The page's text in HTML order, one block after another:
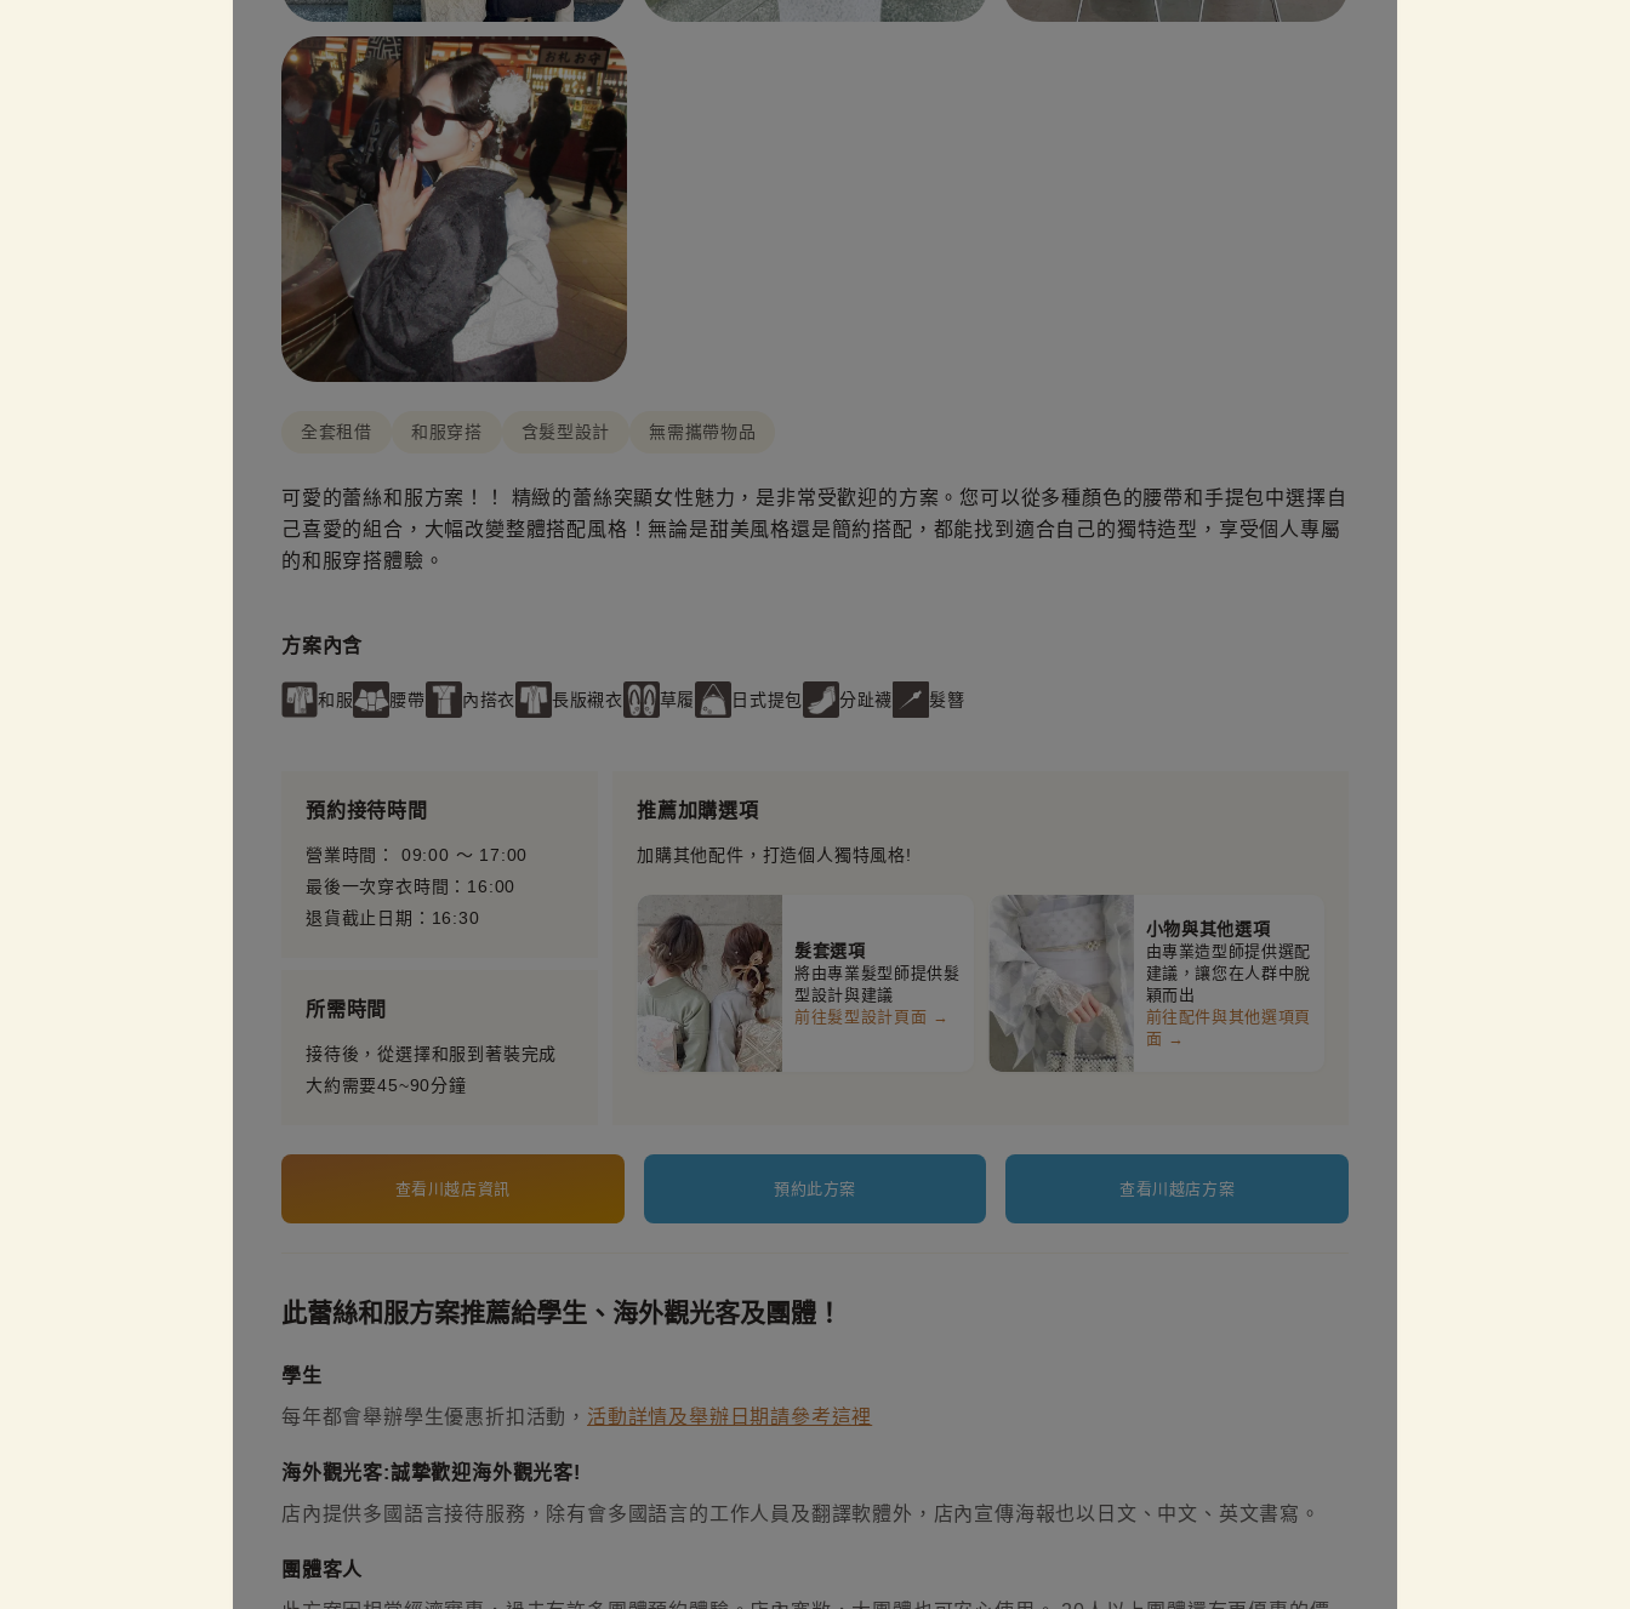
全套租借 和服穿搭 含髮型設計 無需攜帶物品
可愛的蕾絲和服方案！！ 精緻的蕾絲突顯女性魅力，是非常受歡迎的方案。您可以從多種顏色的腰帶和手提包中選擇自
己喜愛的組合，大幅改變整體搭配風格！無論是甜美風格還是簡約搭配，都能找到適合自己的獨特造型，享受個人專屬
的和服穿搭體驗。
方案內含
和服 腰帶 內搭衣 長版襯衣 草履 日式提包 分趾襪 髮簪
預約接待時間
營業時間： 09:00 〜 17:00
最後一次穿衣時間：16:00
退貨截止日期：16:30
所需時間
接待後，從選擇和服到著裝完成
大約需要45~90分鐘
推薦加購選項
加購其他配件，打造個人獨特風格!
髮套選項
將由專業髮型師提供髮
型設計與建議
前往髮型設計頁面 →
小物與其他選項
由專業造型師提供選配
建議，讓您在人群中脫
穎而出
前往配件與其他選項頁
面 →
查看川越店資訊 預約此方案 查看川越店方案
此蕾絲和服方案推薦給學生、海外觀光客及團體！
學生
每年都會舉辦學生優惠折扣活動， 活動詳情及舉辦日期請參考這裡
海外觀光客:誠摯歡迎海外觀光客!
店內提供多國語言接待服務，除有會多國語言的工作人員及翻譯軟體外，店內宣傳海報也以日文、中文、英文書寫。
團體客人